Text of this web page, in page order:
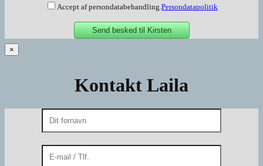
Accept af persondatabehandling.Persondatapolitik
×
Kontakt Laila